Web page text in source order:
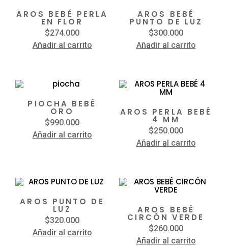
AROS BEBÉ PERLA
EN FLOR
$274.000
Añadir al carrito
AROS BEBÉ
PUNTO DE LUZ
$300.000
Añadir al carrito
PIOCHA BEBÉ
ORO
$990.000
Añadir al carrito
AROS PERLA BEBÉ
4 MM
$250.000
Añadir al carrito
AROS PUNTO DE
LUZ
$320.000
Añadir al carrito
AROS BEBÉ
CIRCÓN VERDE
$260.000
Añadir al carrito